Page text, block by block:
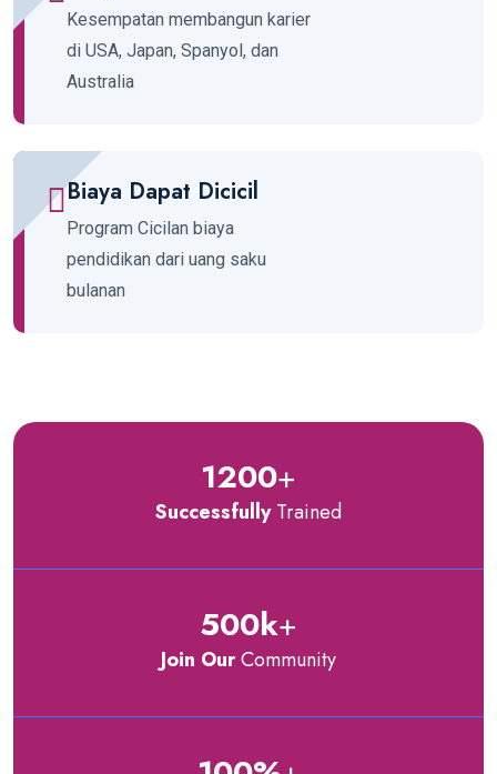
Kesempatan membangun karier
di USA, Japan, Spanyol, dan
Australia
Biaya Dapat Dicicil
Program Cicilan biaya
pendidikan dari uang saku
bulanan
1200+
SuccessfullyTrained
500k+
Join OurCommunity